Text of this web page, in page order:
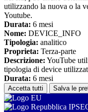
utilizzando la nuova o la
Youtube.
Durata: 6 mesi
Nome: DEVICE_INFO
Tipologia: analitico
Proprieta: Terza-parte
Descrizione: YouTube
tipologia di device
Durata: 6 mesi
Accetta tutti Salva le